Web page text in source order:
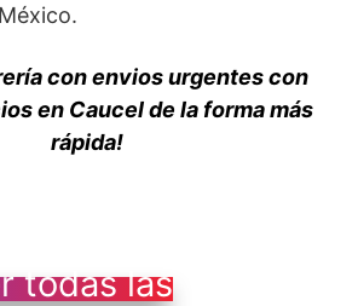
con envios urgentes con
en Caucel de la forma más
rápida!
todas las